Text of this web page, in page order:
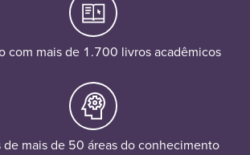
com mais de 1.700 livros acadêmicos
de mais de 50 áreas do conhecimento